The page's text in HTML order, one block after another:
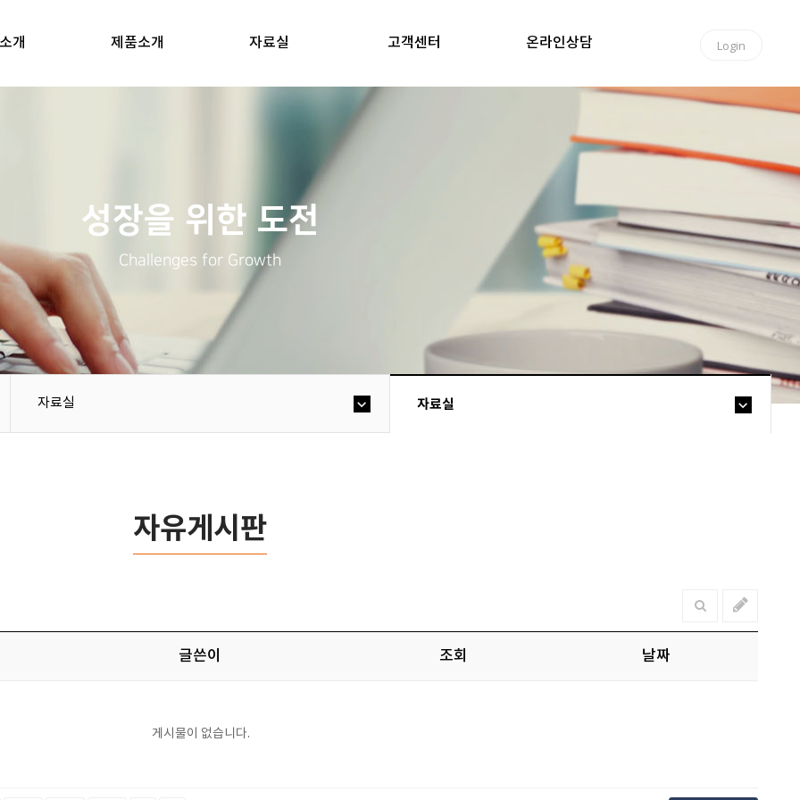
개 제품소개 자료실 고객센터 온라인상담 Login
성장을 위한 도전
Challenges for Growth
자료실 자료실
자유게시판
글쓴이 조회 날짜
게시물이 없습니다.